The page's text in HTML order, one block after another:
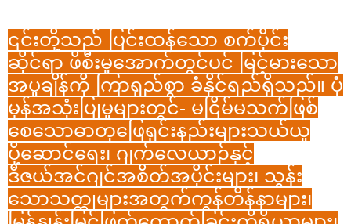
၎င်းတို့သည် ပြင်းထန်သော စက်ပိုင်း
ဆိုင်ရာ ဖိစီးမှုအောက်တွင်ပင် မြင့်မားသော
အပူချိန်ကို ကြာရှည်စွာ ခံနိုင်ရည်ရှိသည်။ ပုံ
မှန်အသုံးပြုမှုများတွင်- မငြိမ်မသက်ဖြစ်
စေသောဓာတုဖြေရှင်းနည်းများသယ်ယူ
ပို့ဆောင်ရေး၊ ဂျက်လေယာဉ်နှင့်
ဒီဇယ်အင်ဂျင်အစိတ်အပိုင်းများ၊ သွန်း
သောသတ္တုများအတွက်ကွန်တိန်နာများ၊